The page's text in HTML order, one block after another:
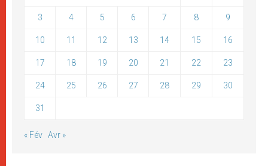
3 4 5 6 7 8 9
10 11 12 13 14 15 16
17 18 19 20 21 22 23
24 25 26 27 28 29 30
31
« Fév Avr »